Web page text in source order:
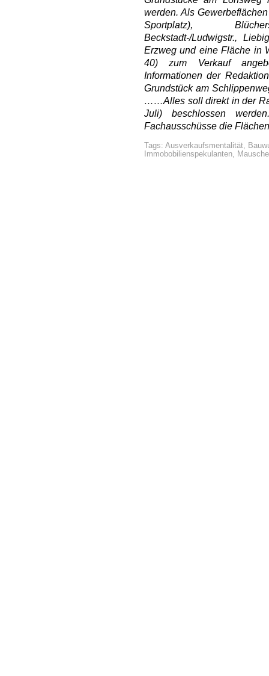
werden. Als
Sportplatz),
Beckstadt-/Ludwigstr.,
Erzweg und eine Fläche in
40) zum Verkauf
Informationen der
Grundstück am
……Alles soll direkt in der
Juli) beschlossen
Fachausschüsse die
Tags: Ausverkaufsmentalität,
Immobobilienspekulanten,